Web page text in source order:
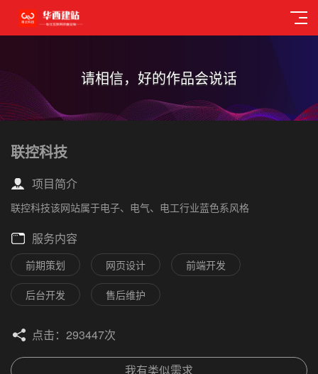
请相信，好的作品会说话
联控科技
项目简介
联控科技该网站属于电子、电气、电工行业蓝色系风格
服务内容
前期策划 网页设计 前端开发
后台开发 售后维护
点击：293447次
我有类似需求